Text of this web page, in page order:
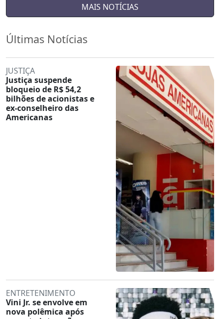
MAIS NOTÍCIAS
Últimas Notícias
JUSTIÇA
Justiça suspende
bloqueio de R$ 54,2
bilhões de acionistas e
ex-conselheiro das
Americanas
ENTRETENIMENTO
Vini Jr. se envolve em
nova polêmica após